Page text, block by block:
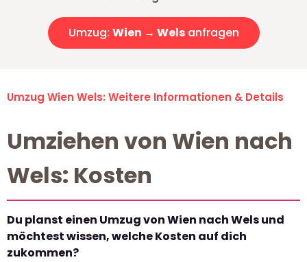
Umzug: Wien → Welsanfragen
Umzug Wien Wels: Weitere Informationen & Details
Umziehen von Wien nach
Wels: Kosten
Du planst einen Umzug von Wien nach Wels und
möchtest wissen, welche Kosten auf dich
zukommen?